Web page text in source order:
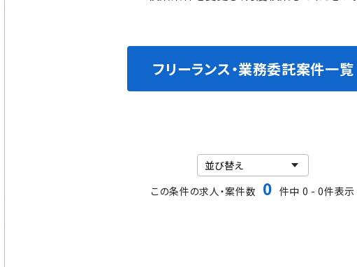
フリーランス・業務委託案件一覧
この条件の求人・案件数 0 件中 0 - 0件表示